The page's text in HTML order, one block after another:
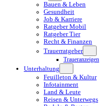
Bauen & Leben
Gesundheit
Job & Karriere
Ratgeber Mobil
Ratgeber Tier
Recht & Finanzen
Trauerratgeber
Traueranzeigen
Unterhaltung
Feuilleton & Kultur
Infotainment
Land & Leute
Reisen & Unterwegs